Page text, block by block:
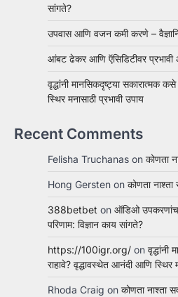
सांगते?
उपवास आणि वजन कमी करणे –
आंबट ढेकर आणि ऍसिडिटीवर प्रभावी
वृद्धांनी मानसिकदृष्ट्या सकारात्मक
स्थिर मनासाठी प्रभावी उपाय
Recent Comments
Felisha Truchanas on कोणता
Hong Gersten on कोणता नाश्ता
388betbet on ऑडिओ उपकरणांचा
परिणाम: विज्ञान काय सांगते?
https://100igr.org/ on वृद्धांनी
राहावे? वृद्धावस्थेत आनंदी आणि स्थिर
Rhoda Craig on कोणता नाश्ता